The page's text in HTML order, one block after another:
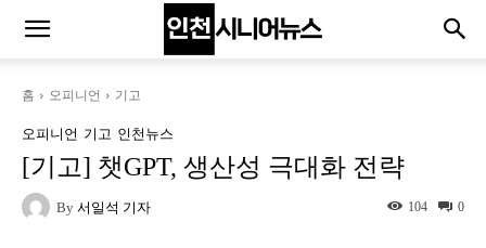
홈 오피니언 기고
오피니언 기고 인천뉴스
[기고] 챗GPT, 생산성 극대화 전략
By 서일석 기자 0
104